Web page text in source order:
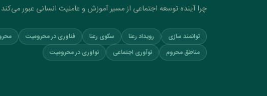
چرا آینده توسعه اجتماعی از مسیر آموزش و عاملیت انسانی عبور می‌کند
توانمند سازی رویداد رعنا سکوی رعنا فناوری در محرومیت
مناطق محروم
نوآوری اجتماعی نواوری در محرومیت